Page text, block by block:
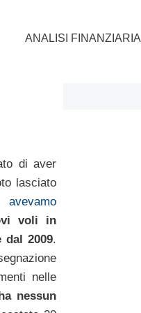
ANALISI FINANZIARIA
di aver
lasciato
avevamo
voli in
dal 2009.
nelle
nessun